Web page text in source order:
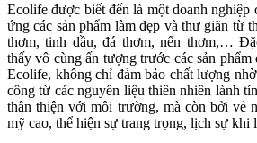
Ecolife được biết đến là một doanh nghiệp
ứng các sản phẩm làm đẹp và thư giãn từ
thơm, tinh dầu, đá thơm, nến thơm,…
thấy vô cùng ấn tượng trước các sản phẩm
Ecolife, không chỉ đảm bảo chất lượng
công từ các nguyên liệu thiên nhiên lành
thân thiện với môi trường, mà còn bởi vẻ
mỹ cao, thể hiện sự trang trọng, lịch sự khi